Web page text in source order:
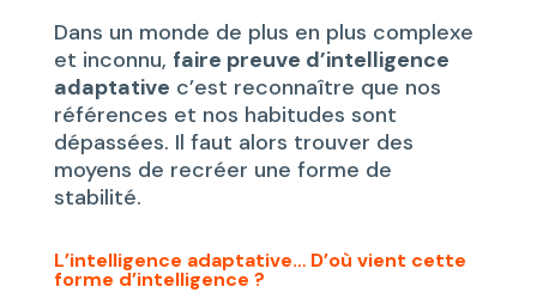
Dans un monde de plus en plus complexe
et inconnu, faire preuve d’intelligence
adaptative c’est reconnaître que nos
références et nos habitudes sont
dépassées. Il faut alors trouver des
moyens de recréer une forme de
stabilité.
L’intelligence adaptative… D’où vient cette
forme d’intelligence ?